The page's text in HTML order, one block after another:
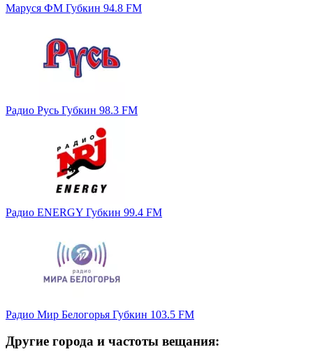
Маруся ФМ Губкин 94.8 FM
Радио Русь Губкин 98.3 FM
Радио ENERGY Губкин 99.4 FM
Радио Мир Белогорья Губкин 103.5 FM
Другие города и частоты вещания: